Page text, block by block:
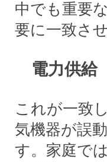
中でも重要
要に一致さ
電力供
これが一致
気機器が誤
す。家庭で